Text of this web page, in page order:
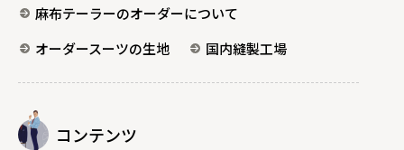
麻布テーラーのオーダーについて
オーダースーツの生地
国内縫製工場
コンテンツ